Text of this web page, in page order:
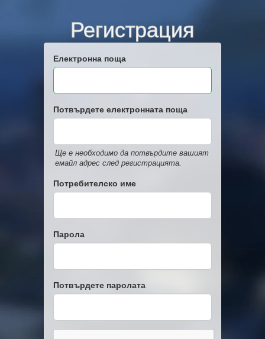
Регистрация
Електронна поща
Потвърдете електронната поща
Ще е необходимо да потвърдите вашият
емайл адрес след регистрацията.
Потребителско име
Парола
Потвърдете паролата